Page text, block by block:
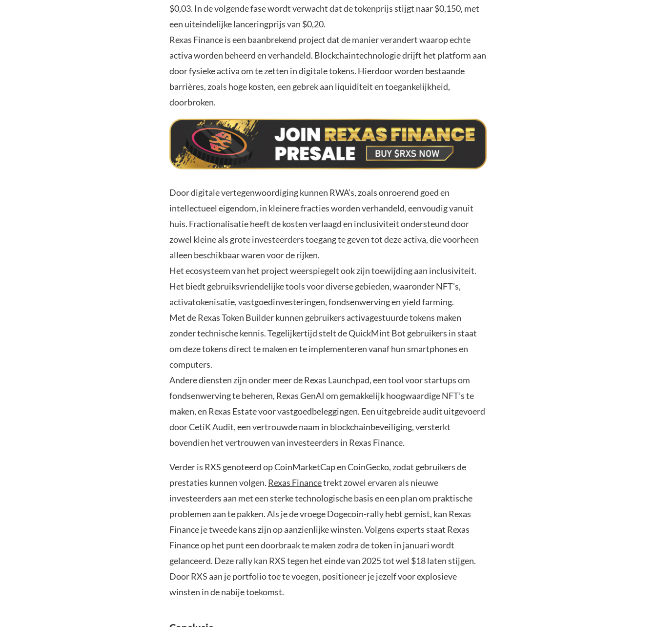
$0,03. In de volgende fase wordt verwacht dat de tokenprijs stijgt naar $0,150, met
een uiteindelijke lanceringprijs van $0,20.
Rexas Finance is een baanbrekend project dat de manier verandert waarop echte
activa worden beheerd en verhandeld. Blockchaintechnologie drijft het platform aan
door fysieke activa om te zetten in digitale tokens. Hierdoor worden bestaande
barrières, zoals hoge kosten, een gebrek aan liquiditeit en toegankelijkheid,
doorbroken.
Door digitale vertegenwoordiging kunnen RWA’s, zoals onroerend goed en
intellectueel eigendom, in kleinere fracties worden verhandeld, eenvoudig vanuit
huis. Fractionalisatie heeft de kosten verlaagd en inclusiviteit ondersteund door
zowel kleine als grote investeerders toegang te geven tot deze activa, die voorheen
alleen beschikbaar waren voor de rijken.
Het ecosysteem van het project weerspiegelt ook zijn toewijding aan inclusiviteit.
Het biedt gebruiksvriendelijke tools voor diverse gebieden, waaronder NFT’s,
activatokenisatie, vastgoedinvesteringen, fondsenwerving en yield farming.
Met de Rexas Token Builder kunnen gebruikers activagestuurde tokens maken
zonder technische kennis. Tegelijkertijd stelt de QuickMint Bot gebruikers in staat
om deze tokens direct te maken en te implementeren vanaf hun smartphones en
computers.
Andere diensten zijn onder meer de Rexas Launchpad, een tool voor startups om
fondsenwerving te beheren, Rexas GenAI om gemakkelijk hoogwaardige NFT’s te
maken, en Rexas Estate voor vastgoedbeleggingen. Een uitgebreide audit uitgevoerd
door CetiK Audit, een vertrouwde naam in blockchainbeveiliging, versterkt
bovendien het vertrouwen van investeerders in Rexas Finance.
Verder is RXS genoteerd op CoinMarketCap en CoinGecko, zodat gebruikers de
prestaties kunnen volgen. Rexas Financetrekt zowel ervaren als nieuwe
investeerders aan met een sterke technologische basis en een plan om praktische
problemen aan te pakken. Als je de vroege Dogecoin-rally hebt gemist, kan Rexas
Finance je tweede kans zijn op aanzienlijke winsten. Volgens experts staat Rexas
Finance op het punt een doorbraak te maken zodra de token in januari wordt
gelanceerd. Deze rally kan RXS tegen het einde van 2025 tot wel $18 laten stijgen.
Door RXS aan je portfolio toe te voegen, positioneer je jezelf voor explosieve
winsten in de nabije toekomst.